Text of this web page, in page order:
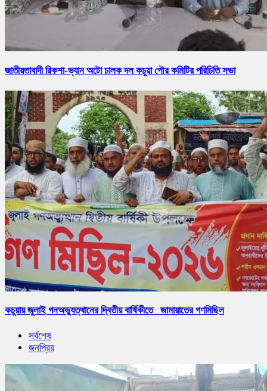
জাতীয়তাবাদী রিকশা-ভ্যান অটো চালক দল কচুয়া পৌর কমিটির পরিচিতি সভা
কচুয়ায় জুলাই গনঅভ্যুত্থানের দ্বিতীয় বার্ষিকীতে জামায়াতের গণমিছিল
সর্বশেষ
জনপ্রিয়